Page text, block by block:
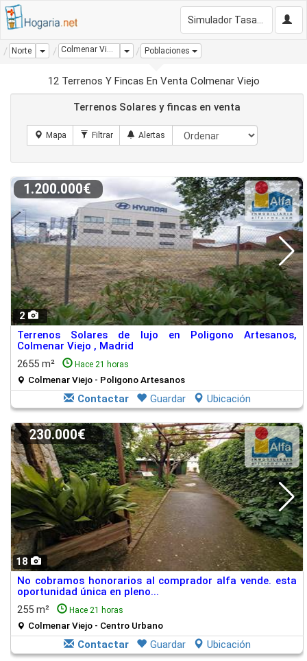
Norte Dropdown Colmenar Viejo Dropdown
Poblaciones
12 Terrenos Y Fincas En Venta Colmenar Viejo
Terrenos Solares y fincas en venta
2
1.200.000€
Terrenos Solares de lujo en Poligono Artesanos,
Colmenar Viejo , Madrid
2655 m²
Hace 21 horas
Colmenar Viejo - Poligono Artesanos
Contactar Guardar Ubicación
18
230.000€
No cobramos honorarios al comprador alfa vende. esta
oportunidad única en pleno...
255 m²
Hace 21 horas
Colmenar Viejo - Centro Urbano
Contactar Guardar Ubicación